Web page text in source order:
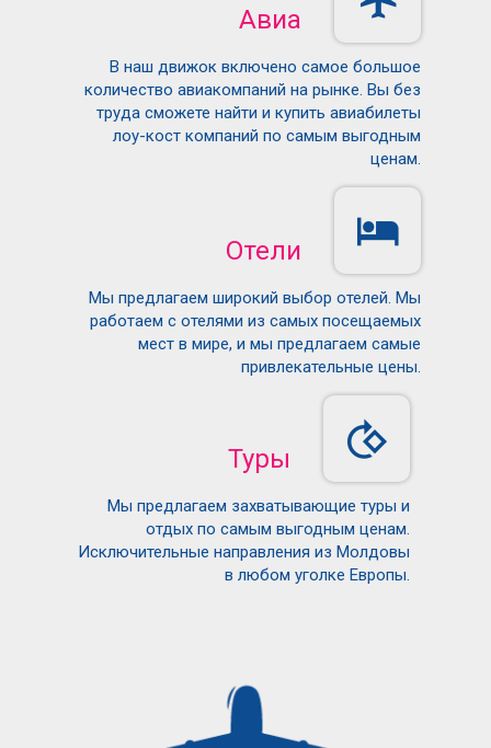
Авиа
В наш движок включено самое большое
количество авиакомпаний на рынке. Вы без
труда сможете найти и купить авиабилеты
лоу-кост компаний по самым выгодным
ценам.
Отели
Мы предлагаем широкий выбор отелей. Мы
работаем с отелями из самых посещаемых
мест в мире, и мы предлагаем самые
привлекательные цены.
Туры
Мы предлагаем захватывающие туры и
отдых по самым выгодным ценам.
Исключительные направления из Молдовы
в любом уголке Европы.